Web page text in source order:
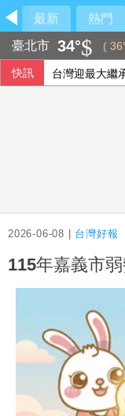
最新 熱門
臺北市 34° (
快訊 台灣迎最大繼
2026-06-08 | 台灣好報
115年嘉義市